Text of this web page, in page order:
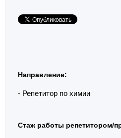
Направление:
- Репетитор по химии
Стаж работы репетитором/